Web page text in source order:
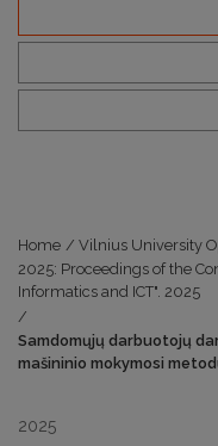
Home / Vilnius University
2025: Proceedings of the
Informatics and ICT". 2025
/
Samdomųjų darbuotojų
mašininio mokymosi
2025